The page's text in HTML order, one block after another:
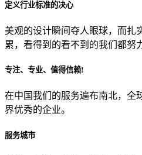
目前主要的营销渠道是？
定义行业标准的决心
美观的设计瞬间夺人眼球，而扎
累，看得到的看不到的我们都努
专注、专业、值得信赖!
在中国我们的服务遍布南北，全
界优秀的企业。
服务城市